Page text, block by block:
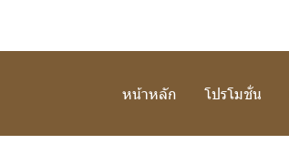
หน้าหลัก โปรโมชั่น